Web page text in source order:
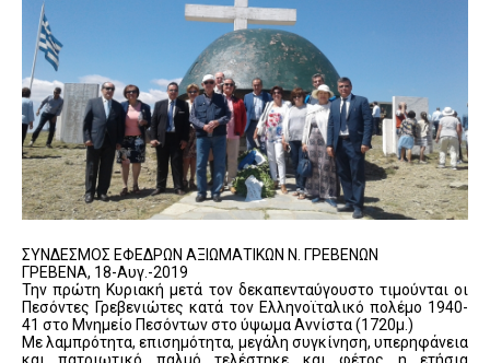
ΣΥΝΔΕΣΜΟΣ ΕΦΕΔΡΩΝ ΑΞΙΩΜΑΤΙΚΩΝ Ν. ΓΡΕΒΕΝΩΝ
ΓΡΕΒΕΝΑ, 18-Αυγ.-2019
Την πρώτη Κυριακή μετά τον δεκαπενταύγουστο τιμούνται οι
Πεσόντες Γρεβενιώτες κατά τον Ελληνοϊταλικό πολέμο 1940-
41 στο Μνημείο Πεσόντων στο ύψωμα Αννίστα (1720μ.)
Με λαμπρότητα, επισημότητα, μεγάλη συγκίνηση, υπερηφάνεια